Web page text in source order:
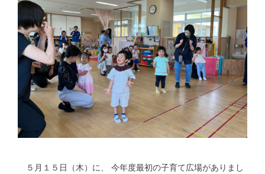
５月１５日（木）に、 今年度最初の子育て広場がありまし